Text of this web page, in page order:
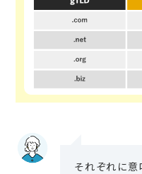
それぞれに意